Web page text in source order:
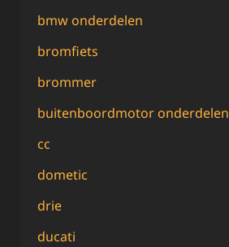
bmw onderdelen
bromfiets
brommer
buitenboordmotor onderdelen
cc
dometic
drie
ducati